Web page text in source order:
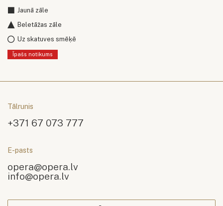
Jaunā zāle
Beletāžas zāle
Uz skatuves smēķē
Īpašs notikums
Tālrunis
+371 67 073 777
E-pasts
opera@opera.lv
info@opera.lv